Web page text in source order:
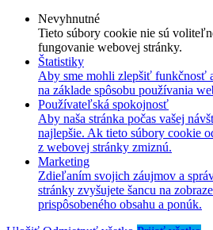
Nevyhnutné
Tieto súbory cookie nie sú
fungovanie webovej stránky.
Štatistiky
Aby sme mohli zlepšiť funkčnosť
na základe spôsobu používania
Používateľská spokojnosť
Aby naša stránka počas vašej
najlepšie. Ak tieto súbory cookie
z webovej stránky zmiznú.
Marketing
Zdieľaním svojich záujmov a
stránky zvyšujete šancu na
prispôsobeného obsahu a ponúk.